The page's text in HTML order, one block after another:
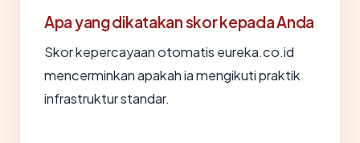
Apa yang dikatakan skor kepada Anda
Skor kepercayaan otomatis eureka.co.id
mencerminkan apakah ia mengikuti praktik
infrastruktur standar.